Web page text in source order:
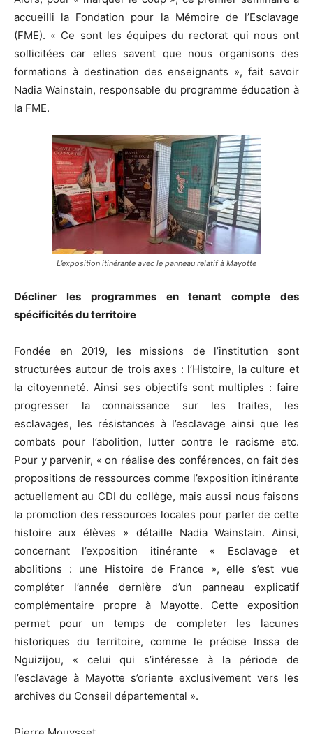
accueilli la Fondation pour la Mémoire de l’Esclavage
(FME). « Ce sont les équipes du rectorat qui nous ont
sollicitées car elles savent que nous organisons des
formations à destination des enseignants », fait savoir
Nadia Wainstain, responsable du programme éducation à
la FME.
L’exposition itinérante avec le panneau relatif à Mayotte
Décliner les programmes en tenant compte des
spécificités du territoire
Fondée en 2019, les missions de l’institution sont
structurées autour de trois axes : l’Histoire, la culture et
la citoyenneté. Ainsi ses objectifs sont multiples : faire
progresser la connaissance sur les traites, les
esclavages, les résistances à l’esclavage ainsi que les
combats pour l’abolition, lutter contre le racisme etc.
Pour y parvenir, « on réalise des conférences, on fait des
propositions de ressources comme l’exposition itinérante
actuellement au CDI du collège, mais aussi nous faisons
la promotion des ressources locales pour parler de cette
histoire aux élèves » détaille Nadia Wainstain. Ainsi,
concernant l’exposition itinérante « Esclavage et
abolitions : une Histoire de France », elle s’est vue
compléter l’année dernière d’un panneau explicatif
complémentaire propre à Mayotte. Cette exposition
permet pour un temps de completer les lacunes
historiques du territoire, comme le précise Inssa de
Nguizijou, « celui qui s’intéresse à la période de
l’esclavage à Mayotte s’oriente exclusivement vers les
archives du Conseil départemental ».